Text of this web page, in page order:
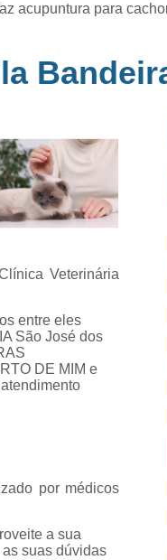
Mais Próxima
Caçapava
em Animais
em Cães
para Animais
de
Eletrocardiograma para
de
para Gato
X do Tórax para Cachorro
Raio X para Cachorro
de Ultrassom
Abdominal
Ultrassom para Gatos
acupuntura para
Veterinária
entre eles
São José dos
DE MIM e
por médicos
a sua
suas dúvidas